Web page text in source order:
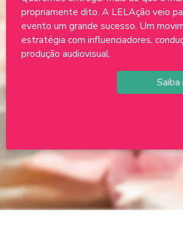
propriamente dito. A LELAção veio
evento um grande sucesso. Um
estratégia com influenciadores,
produção audiovisual.
Saiba